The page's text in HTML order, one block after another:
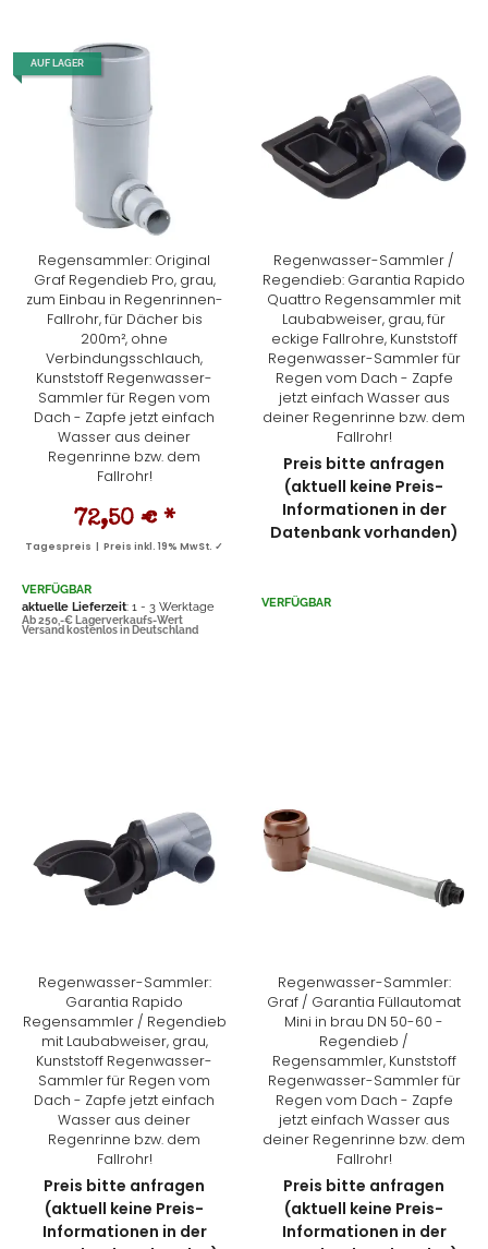
AUF LAGER
Regensammler: Original
Graf Regendieb Pro, grau,
zum Einbau in Regenrinnen-
Fallrohr, für Dächer bis
200m², ohne
Verbindungsschlauch,
Kunststoff Regenwasser-
Sammler für Regen vom
Dach - Zapfe jetzt einfach
Wasser aus deiner
Regenrinne bzw. dem
Fallrohr!
72,50 € *
Tagespreis | Preis inkl. 19% MwSt. ✓
VERFÜGBAR
aktuelle Lieferzeit: 1 - 3 Werktage
Ab 250,-€ Lagerverkaufs-Wert
Versand kostenlos in Deutschland
Regenwasser-Sammler /
Regendieb: Garantia Rapido
Quattro Regensammler mit
Laubabweiser, grau, für
eckige Fallrohre, Kunststoff
Regenwasser-Sammler für
Regen vom Dach - Zapfe
jetzt einfach Wasser aus
deiner Regenrinne bzw. dem
Fallrohr!
Preis bitte anfragen
(aktuell keine Preis-
Informationen in der
Datenbank vorhanden)
VERFÜGBAR
Regenwasser-Sammler:
Garantia Rapido
Regensammler / Regendieb
mit Laubabweiser, grau,
Kunststoff Regenwasser-
Sammler für Regen vom
Dach - Zapfe jetzt einfach
Wasser aus deiner
Regenrinne bzw. dem
Fallrohr!
Preis bitte anfragen
(aktuell keine Preis-
Informationen in der
Regenwasser-Sammler:
Graf / Garantia Füllautomat
Mini in brau DN 50-60 -
Regendieb /
Regensammler, Kunststoff
Regenwasser-Sammler für
Regen vom Dach - Zapfe
jetzt einfach Wasser aus
deiner Regenrinne bzw. dem
Fallrohr!
Preis bitte anfragen
(aktuell keine Preis-
Informationen in der